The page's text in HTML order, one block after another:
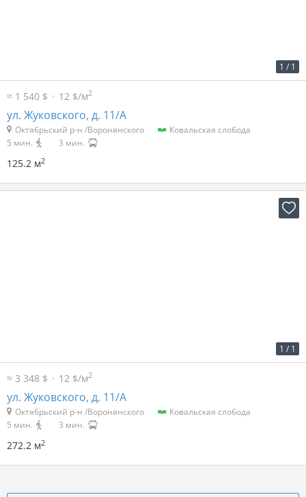
1 / 1
≈ 1 540 $ 12 $/м2
ул. Жуковского, д. 11/А
Октябрьский р-н /Воронянского
Ковальская слобода
5 мин.
3 мин.
125.2 м2
1 / 1
≈ 3 348 $ 12 $/м2
ул. Жуковского, д. 11/А
Октябрьский р-н /Воронянского
Ковальская слобода
5 мин.
3 мин.
272.2 м2